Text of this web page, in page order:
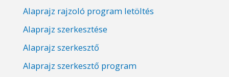
Alaprajz rajzoló program letöltés
Alaprajz szerkesztése
Alaprajz szerkesztő
Alaprajz szerkesztő program